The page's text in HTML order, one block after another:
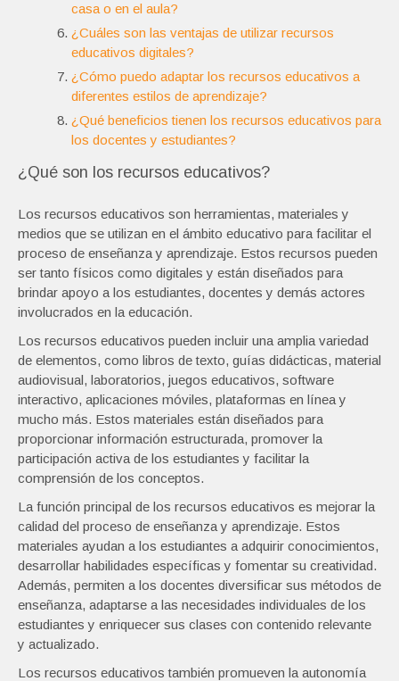
casa o en el aula?
¿Cuáles son las ventajas de utilizar recursos
educativos digitales?
¿Cómo puedo adaptar los recursos educativos a
diferentes estilos de aprendizaje?
¿Qué beneficios tienen los recursos educativos para
los docentes y estudiantes?
¿Qué son los recursos educativos?
Los recursos educativos son herramientas, materiales y
medios que se utilizan en el ámbito educativo para facilitar el
proceso de enseñanza y aprendizaje. Estos recursos pueden
ser tanto físicos como digitales y están diseñados para
brindar apoyo a los estudiantes, docentes y demás actores
involucrados en la educación.
Los recursos educativos pueden incluir una amplia variedad
de elementos, como libros de texto, guías didácticas, material
audiovisual, laboratorios, juegos educativos, software
interactivo, aplicaciones móviles, plataformas en línea y
mucho más. Estos materiales están diseñados para
proporcionar información estructurada, promover la
participación activa de los estudiantes y facilitar la
comprensión de los conceptos.
La función principal de los recursos educativos es mejorar la
calidad del proceso de enseñanza y aprendizaje. Estos
materiales ayudan a los estudiantes a adquirir conocimientos,
desarrollar habilidades específicas y fomentar su creatividad.
Además, permiten a los docentes diversificar sus métodos de
enseñanza, adaptarse a las necesidades individuales de los
estudiantes y enriquecer sus clases con contenido relevante
y actualizado.
Los recursos educativos también promueven la autonomía